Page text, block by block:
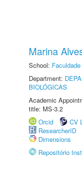
Marina
School:
Department:
BIOLÓGICAS
Academic
title: MS-3.2
Orcid
CV
ResearcherID
Dimensions
Repositório